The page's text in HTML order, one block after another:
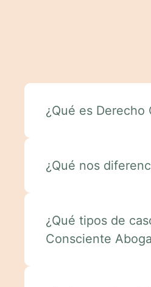
¿Qué es Derecho
¿Qué nos
¿Qué tipos de
Consciente